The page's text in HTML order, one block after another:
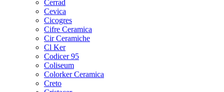
Cerrad
Cevica
Cicogres
Cifre Ceramica
Cir Ceramiche
Cl Ker
Codicer 95
Coliseum
Colorker Ceramica
Creto